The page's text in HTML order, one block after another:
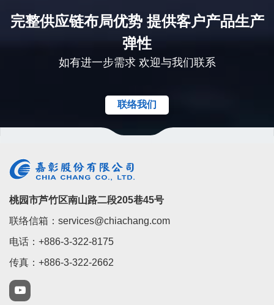
完整供应链布局优势 提供客户产品生产
弹性
如有进一步需求 欢迎与我们联系
联络我们
桃园市芦竹区南山路二段205巷45号
联络信箱：services@chiachang.com
电话：+886-3-322-8175
传真：+886-3-322-2662